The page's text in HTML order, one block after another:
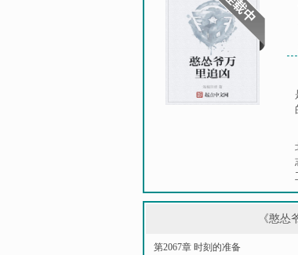
《憨
第2067章 时刻的准备